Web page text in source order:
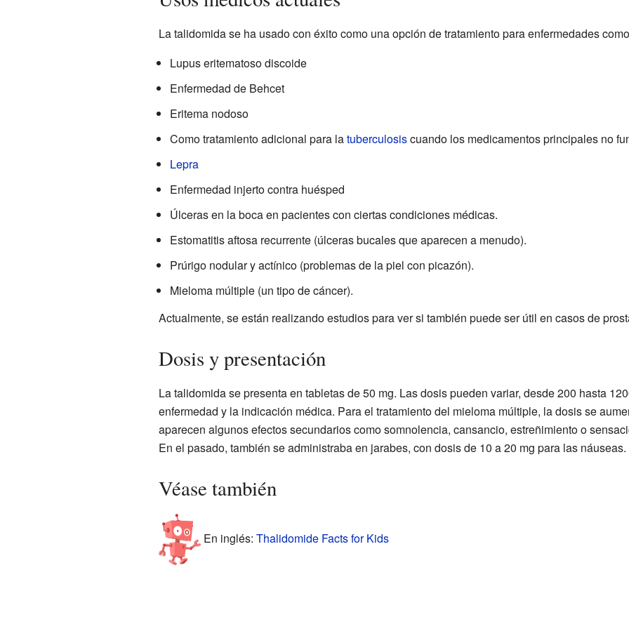
La talidomida se ha usado con éxito como una opción de tratamiento para enfermedades
Lupus eritematoso discoide
Enfermedad de Behcet
Eritema nodoso
Como tratamiento adicional para latuberculosiscuando los medicamentos principales no
Lepra
Enfermedad injerto contra huésped
Úlceras en la boca en pacientes con ciertas condiciones médicas.
Estomatitis aftosa recurrente (úlceras bucales que aparecen a menudo).
Prúrigo nodular y actínico (problemas de la piel con picazón).
Mieloma múltiple (un tipo de cáncer).
Actualmente, se están realizando estudios para ver si también puede ser útil en casos de
Dosis y presentación
La talidomida se presenta en tabletas de 50 mg. Las dosis pueden variar, desde 200 hasta
enfermedad y la indicación médica. Para el tratamiento del mieloma múltiple, la dosis se
aparecen algunos efectos secundarios como somnolencia, cansancio, estreñimiento o
En el pasado, también se administraba en jarabes, con dosis de 10 a 20 mg para las náuseas.
Véase también
En inglés: Thalidomide Facts for Kids